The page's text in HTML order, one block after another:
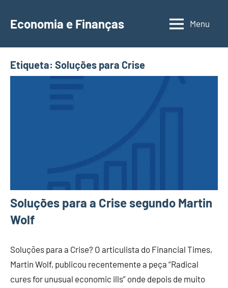
para
conteúdo
Economia e Finanças
Depósitos
IRS,
Finanças
Menu
Etiqueta: Soluções para Crise
Soluções para a Crise segundo Martin
Wolf
Soluções para a Crise? O articulista do Financial Times,
Martin Wolf, publicou recentemente a peça “Radical
cures for unusual economic ills” onde depois de muito